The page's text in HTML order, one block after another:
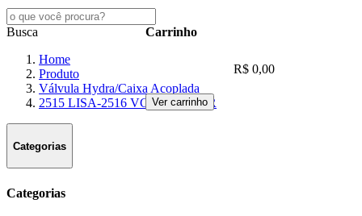
Carrinho
R$ 0,00
Ver carrinho
Busca
Home
Produto
Válvula Hydra/Caixa Acoplada
2515 LISA-2516 VCE-2511 VCR
Categorias
Categorias